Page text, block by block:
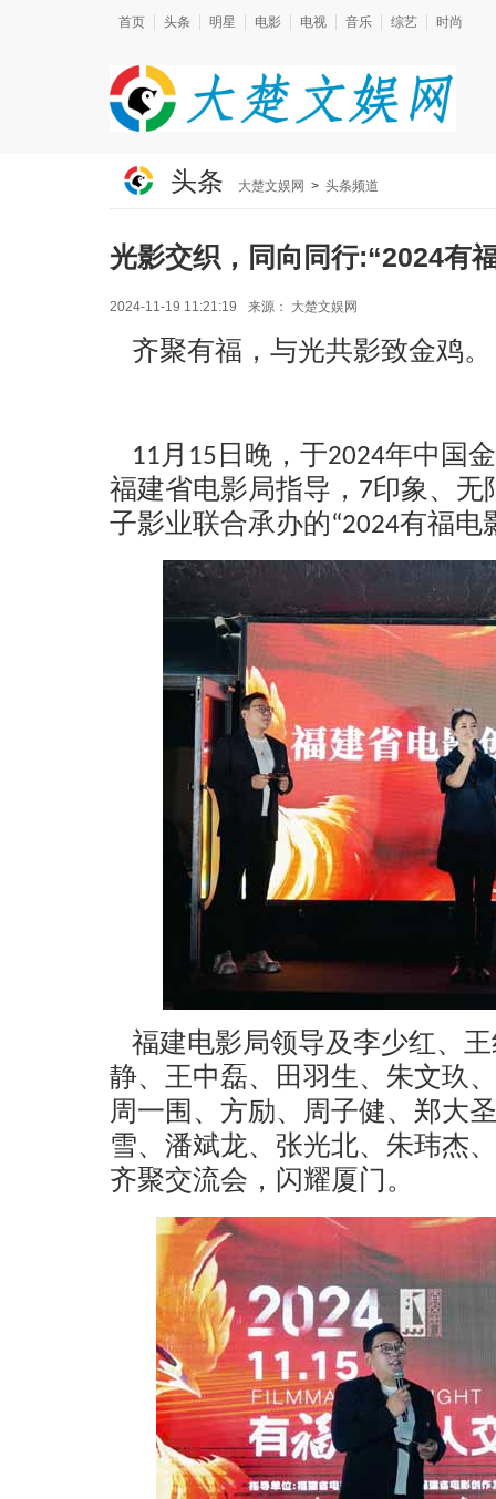
首页 头条 明星 电影 电视 音乐 综艺 时尚
头条 大楚文娱网 > 头条频道
光影交织，同向同行:“2024有
2024-11-19 11:21:19 来源： 大楚文娱网
齐聚有福，与光共影致金鸡。
11月15日晚，于2024年中国
福建省电影局指导， 7印象、无
子影业联合承办的“2024有福电
福建电影局领导及李少红、
静、王中磊、田羽生、朱文玖
周一围、方励、周子健、郑大
雪、潘斌龙、张光北、朱玮杰
齐聚交流会，闪耀厦门。